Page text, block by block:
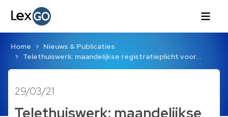
Home
Nieuws & Publicaties
Telethuiswerk: maandelijkse registratieplicht voor…
29/03/21
Telethuiswerk: maandelijkse